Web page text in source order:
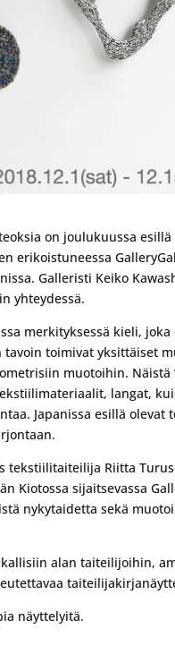
on joulukuussa
erikoistuneessa
Galleristi Keiko
yhteydessä.
merkityksessä kieli,
toimivat yksittäiset
muotoihin.
langat,
Japanissa esillä
tekstiilitaiteilija Riitta
Kiotossa sijaitsevassa
nykytaidetta sekä
alan taiteilijoihin,
näyttelyitä.